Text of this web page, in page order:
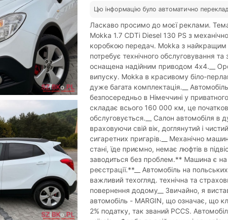
Цю інформацію було автоматично
Ласкаво просимо до моєї реклами.
Mokka 1.7 CDTi Diesel 130 PS з
коробкою передач. Mokka з найкращим
потребує технічного обслуговування
оснащена надійним приводом 4x4.__
випуску. Mokka в красивому біло-
дуже багата комплектація.__
безпосередньо в Німеччині у
складає всього 160 000 км, це
обслуговується.__ Салон автомобіля в
враховуючи свій вік, доглянутий і
сигаретних пригарів.__ Механічно
стані, їде приємно, немає люфтів в
заводиться без проблем.** Машина є на
реєстрації.**__ Автомобіль на
важливий техогляд. технічна та
повернення додому__ Звичайно, я
автомобіль - MARGIN, що означає, що
2% податку, так званий PCCS.